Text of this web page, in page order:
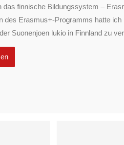
das finnische Bildungssystem –
des Erasmus+-Programms hatte ich
Suonenjoen lukio in Finnland zu